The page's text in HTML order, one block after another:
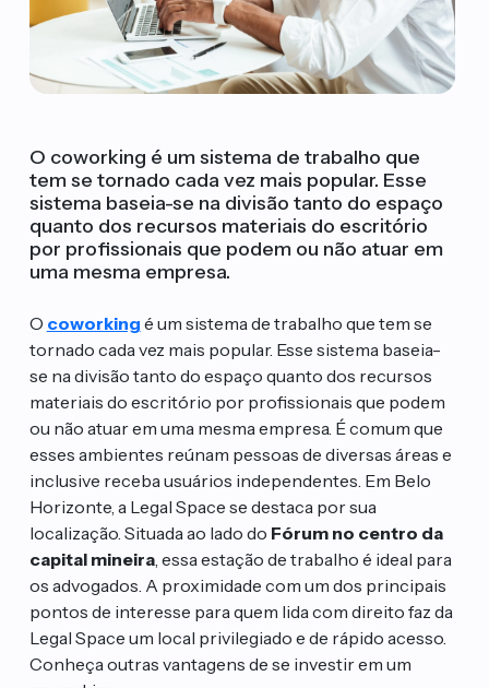
O coworking é um sistema de trabalho que
tem se tornado cada vez mais popular. Esse
sistema baseia-se na divisão tanto do espaço
quanto dos recursos materiais do escritório
por profissionais que podem ou não atuar em
uma mesma empresa.
O coworking é um sistema de trabalho que tem se
tornado cada vez mais popular. Esse sistema baseia-
se na divisão tanto do espaço quanto dos recursos
materiais do escritório por profissionais que podem
ou não atuar em uma mesma empresa. É comum que
esses ambientes reúnam pessoas de diversas áreas e
inclusive receba usuários independentes. Em Belo
Horizonte, a Legal Space se destaca por sua
localização. Situada ao lado do Fórum no centro da
capital mineira, essa estação de trabalho é ideal para
os advogados. A proximidade com um dos principais
pontos de interesse para quem lida com direito faz da
Legal Space um local privilegiado e de rápido acesso.
Conheça outras vantagens de se investir em um